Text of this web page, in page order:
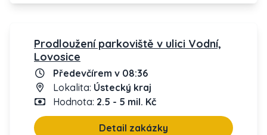
Prodloužení parkoviště v ulici Vodní,
Lovosice
Předevčírem v 08:36
Lokalita: Ústecký kraj
Hodnota: 2.5 - 5 mil. Kč
Detail zakázky